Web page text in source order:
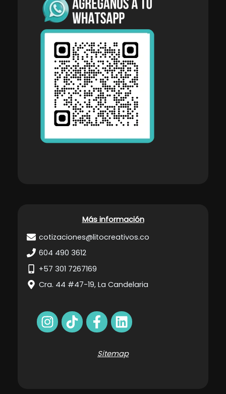
Más información
cotizaciones@litocreativos.co
604 490 3612
+57 301 7267169
Cra. 44 #47-19, La Candelaria
Sitemap